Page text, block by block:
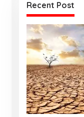
Recent Post